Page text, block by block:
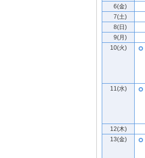
6(金)
7(土)
8(日)
9(月)
10(火)
11(水)
12(木)
13(金)